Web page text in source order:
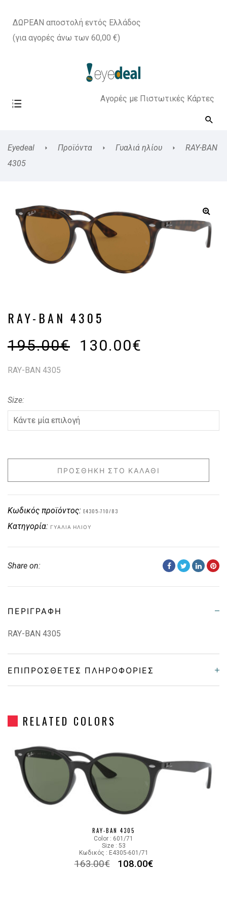
ΔΩΡΕΑΝ αποστολή εντός Ελλάδος
(για αγορές άνω των 60,00 €)
Αγορές με Πιστωτικές Κάρτες
Eyedeal Προϊόντα Γυαλιά ηλίου
RAY-BAN
4305
RAY-BAN 4305
195.00€ 130.00€
RAY-BAN 4305
Size
ΠΡΟΣΘΉΚΗ ΣΤΟ ΚΑΛΆΘΙ
Κωδικός προϊόντος: E4305-710/83
Κατηγορία: ΓΥΑΛΙΆ ΗΛΊΟΥ
Share on:
ΠΕΡΙΓΡΑΦΉ
RAY-BAN 4305
ΕΠΙΠΡΌΣΘΕΤΕΣ ΠΛΗΡΟΦΟΡΊΕΣ
Material Κοκκάλινο
Color HAVANA BROWN
Lens Color POLARIZED BROWN
Color code 710/83
RELATED COLORS
RAY-BAN 4305
Color : 601/71
Size : 53
Κωδικός : E4305-601/71
163.00€ 108.00€